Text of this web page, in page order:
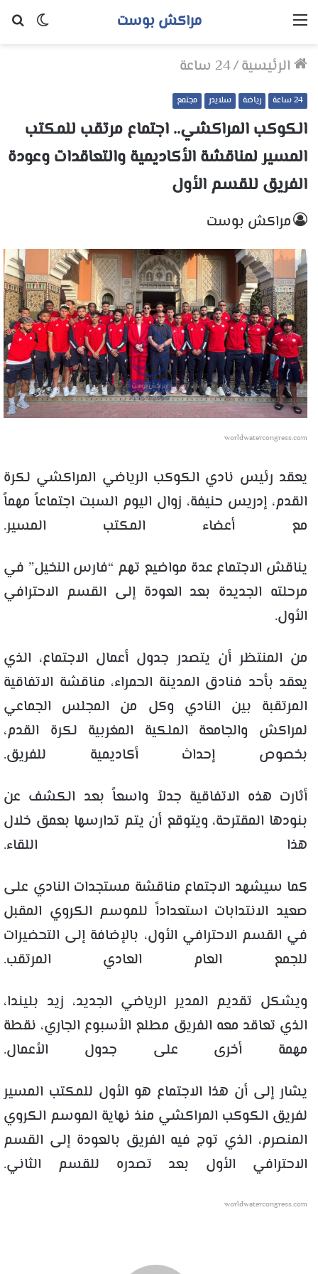
الوضع
مراكش بوست القائمة
الرئيسية/24 ساعة
24 ساعة رياضة سلايدر مجتمع
الكوكب المراكشي.. اجتماع مرتقب للمكتب
المسير لمناقشة الأكاديمية والتعاقدات وعودة
الفريق للقسم الأول
مراكش بوست
worldwatercongress.com
يعقد رئيس نادي الكوكب الرياضي المراكشي لكرة
القدم، إدريس حنيفة، زوال اليوم السبت اجتماعاً مهماً
مع أعضاء المكتب المسير.
يناقش الاجتماع عدة مواضيع تهم “فارس النخيل” في
مرحلته الجديدة بعد العودة إلى القسم الاحترافي
الأول.
من المنتظر أن يتصدر جدول أعمال الاجتماع، الذي
يعقد بأحد فنادق المدينة الحمراء، مناقشة الاتفاقية
المرتقبة بين النادي وكل من المجلس الجماعي
لمراكش والجامعة الملكية المغربية لكرة القدم،
بخصوص إحداث أكاديمية للفريق.
أثارت هذه الاتفاقية جدلاً واسعاً بعد الكشف عن
بنودها المقترحة، ويتوقع أن يتم تدارسها بعمق خلال
هذا اللقاء.
كما سيشهد الاجتماع مناقشة مستجدات النادي على
صعيد الانتدابات استعداداً للموسم الكروي المقبل
في القسم الاحترافي الأول، بالإضافة إلى التحضيرات
للجمع العام العادي المرتقب.
ويشكل تقديم المدير الرياضي الجديد، زيد بليندا،
الذي تعاقد معه الفريق مطلع الأسبوع الجاري، نقطة
مهمة أخرى على جدول الأعمال.
يشار إلى أن هذا الاجتماع هو الأول للمكتب المسير
لفريق الكوكب المراكشي منذ نهاية الموسم الكروي
المنصرم، الذي توج فيه الفريق بالعودة إلى القسم
الاحترافي الأول بعد تصدره للقسم الثاني.
worldwatercongress.com